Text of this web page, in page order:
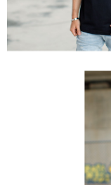
請求用戶進行身份認證。
５．嚴禁一人註冊多個
恩沛科技股份有限公司